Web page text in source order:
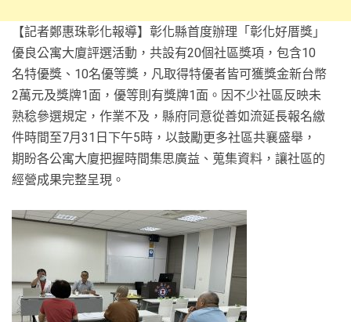
【記者鄭惠珠彰化報導】彰化縣首度辦理「彰化好厝獎」
優良公寓大廈評選活動，共設有20個社區獎項，包含10
名特優獎、10名優等獎，凡取得特優者皆可獲獎金新台幣
2萬元及獎牌1面，優等則有獎牌1面。因不少社區反映未
熟稔參選規定，作業不及，縣府同意從善如流延長報名繳
件時間至7月31日下午5時，以鼓勵更多社區共襄盛舉，
期盼各公寓大廈把握時間集思廣益、蒐集資料，讓社區的
經營成果完整呈現。